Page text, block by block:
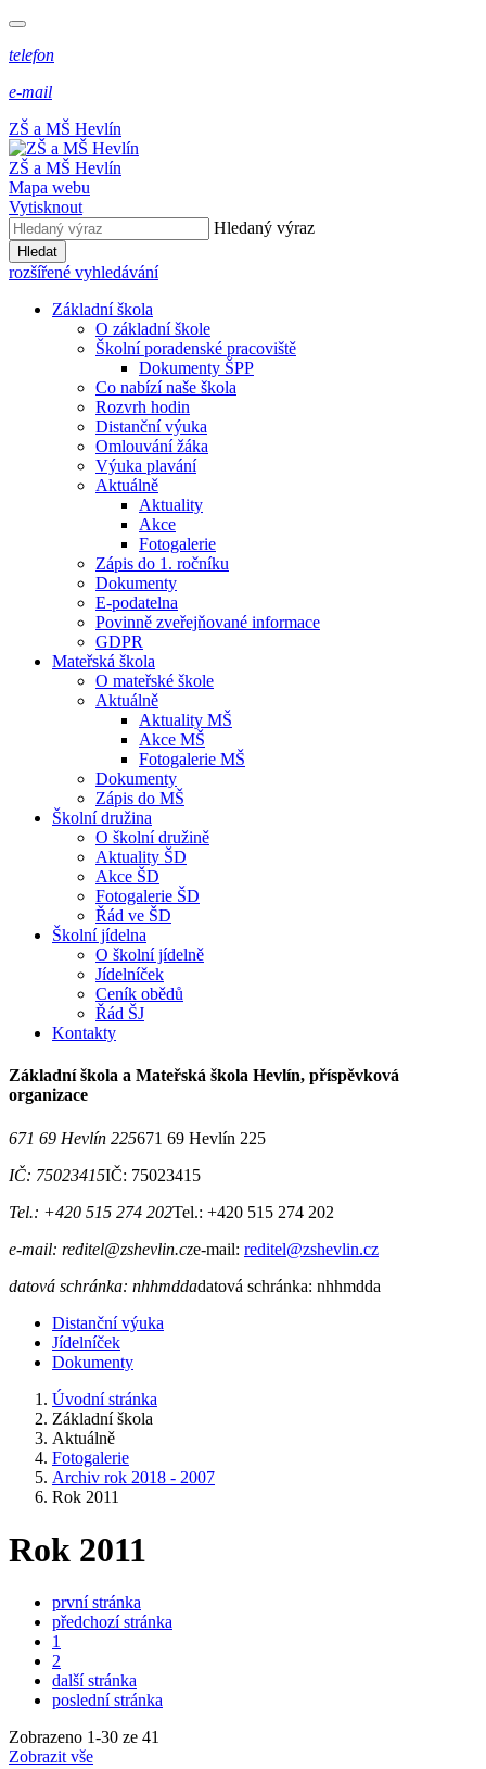
telefon
e-mail
ZŠ a MŠ Hevlín
ZŠ a MŠ Hevlín
Mapa webu
Vytisknout
Hledaný výraz
Hledat
rozšířené vyhledávání
Základní škola
O základní škole
Školní poradenské pracoviště
Dokumenty ŠPP
Co nabízí naše škola
Rozvrh hodin
Distanční výuka
Omlouvání žáka
Výuka plavání
Aktuálně
Aktuality
Akce
Fotogalerie
Zápis do 1. ročníku
Dokumenty
E-podatelna
Povinně zveřejňované informace
GDPR
Mateřská škola
O mateřské škole
Aktuálně
Aktuality MŠ
Akce MŠ
Fotogalerie MŠ
Dokumenty
Zápis do MŠ
Školní družina
O školní družině
Aktuality ŠD
Akce ŠD
Fotogalerie ŠD
Řád ve ŠD
Školní jídelna
O školní jídelně
Jídelníček
Ceník obědů
Řád ŠJ
Kontakty
Základní škola a Mateřská škola Hevlín, příspěvková
organizace
671 69 Hevlín 225671 69 Hevlín 225
IČ: 75023415IČ: 75023415
Tel.: +420 515 274 202Tel.: +420 515 274 202
e-mail: reditel@zshevlin.cze-mail: reditel@zshevlin.cz
datová schránka: nhhmddadatová schránka: nhhmdda
Distanční výuka
Jídelníček
Dokumenty
Úvodní stránka
Základní škola
Aktuálně
Fotogalerie
Archiv rok 2018 - 2007
Rok 2011
Rok 2011
první stránka
předchozí stránka
1
2
další stránka
poslední stránka
Zobrazeno 1-30 ze 41
Zobrazit vše